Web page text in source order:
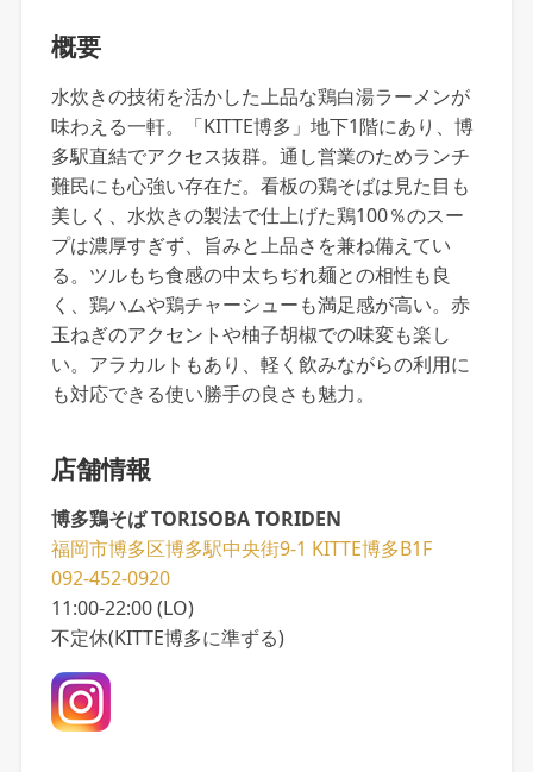
概要
水炊きの技術を活かした上品な鶏白湯ラーメンが
味わえる一軒。「KITTE博多」地下1階にあり、博
多駅直結でアクセス抜群。通し営業のためランチ
難民にも心強い存在だ。看板の鶏そばは見た目も
美しく、水炊きの製法で仕上げた鶏100％のスー
プは濃厚すぎず、旨みと上品さを兼ね備えてい
る。ツルもち食感の中太ちぢれ麺との相性も良
く、鶏ハムや鶏チャーシューも満足感が高い。赤
玉ねぎのアクセントや柚子胡椒での味変も楽し
い。アラカルトもあり、軽く飲みながらの利用に
も対応できる使い勝手の良さも魅力。
店舗情報
博多鶏そば TORISOBA TORIDEN
福岡市博多区博多駅中央街9-1 KITTE博多B1F
092-452-0920
11:00-22:00 (LO)
不定休(KITTE博多に準ずる)